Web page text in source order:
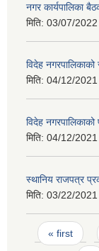
नगर कार्यपालिका
मिति: 03/07/
विदेह
मिति: 04/12/2021
विदेह
मिति: 04/12/
स्थानिय राजपत्र
मिति: 03/22/
Pages
« first